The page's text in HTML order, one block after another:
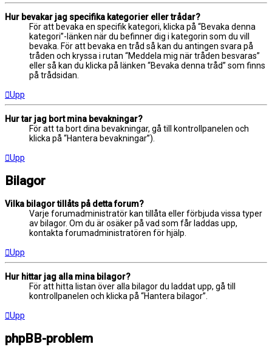
Hur bevakar jag specifika kategorier eller trådar?
För att bevaka en specifik kategori, klicka på “Bevaka denna
kategori”-länken när du befinner dig i kategorin som du vill
bevaka. För att bevaka en tråd så kan du antingen svara på
tråden och kryssa i rutan “Meddela mig när tråden besvaras”
eller så kan du klicka på länken “Bevaka denna tråd” som finns
på trådsidan.
Upp
Hur tar jag bort mina bevakningar?
För att ta bort dina bevakningar, gå till kontrollpanelen och
klicka på “Hantera bevakningar”).
Upp
Bilagor
Vilka bilagor tillåts på detta forum?
Varje forumadministratör kan tillåta eller förbjuda vissa typer
av bilagor. Om du är osäker på vad som får laddas upp,
kontakta forumadministratören för hjälp.
Upp
Hur hittar jag alla mina bilagor?
För att hitta listan över alla bilagor du laddat upp, gå till
kontrollpanelen och klicka på “Hantera bilagor”.
Upp
phpBB-problem